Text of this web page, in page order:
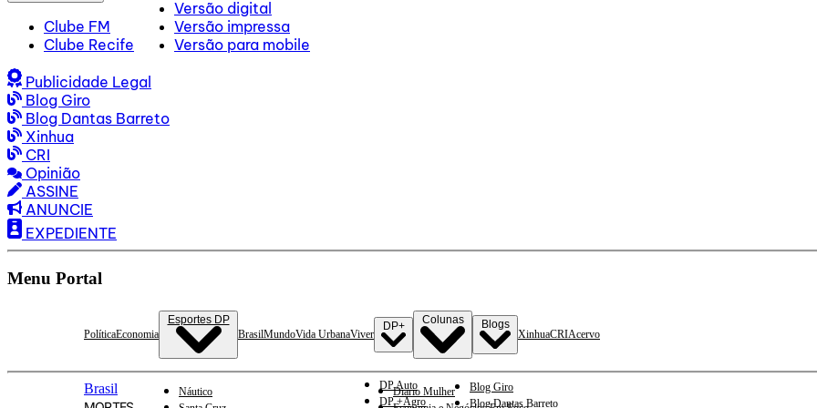
Clube FM
Clube Recife
Versão digital
Versão impressa
Versão para mobile
Publicidade Legal
Blog Giro
Blog Dantas Barreto
Xinhua
CRI
Opinião
ASSINE
ANUNCIE
EXPEDIENTE
Menu Portal
PolíticaEconomia
Esportes DP
Náutico
BrasilMundoVida UrbanaViver
DP+
DP Auto
DP +Agro
Colunas
Diario Mulher
Blogs
Blog Giro
Blog Dantas Barreto
XinhuaCRIAcervo
Brasil